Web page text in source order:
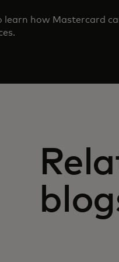
learn how Mastercard